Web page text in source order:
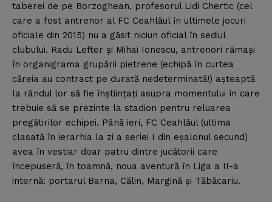
taberei de pe Borzoghean, profesorul Lidi Chertic (cel
care a fost antrenor al FC Ceahlăul în ultimele jocuri
oficiale din 2015) nu a găsit niciun oficial în sediul
clubului. Radu Lefter şi Mihai Ionescu, antrenori rămaşi
în organigrama grupării pietrene (echipă în curtea
căreia au contract pe durată nedeterminată!) aşteaptă
la rândul lor să fie înştiinţaţi asupra momentului în care
trebuie să se prezinte la stadion pentru reluarea
pregătirilor echipei. Până ieri, FC Ceahlăul (ultima
clasată în ierarhia la zi a seriei I din eşalonul secund)
avea în vestiar doar patru dintre jucătorii care
începuseră, în toamnă, noua aventură în Liga a II-a
internă: portarul Barna, Călin, Margină şi Tăbăcariu.